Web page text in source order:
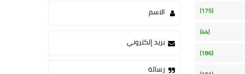
(175)
(44)
(186)
الاسم
بريد إلكتروني
رسالة